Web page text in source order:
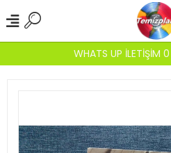
WHATS UP İLETİŞİM